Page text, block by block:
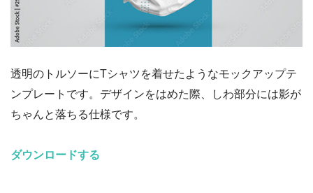
透明のトルソーにTシャツを着せたようなモックアップテ
ンプレートです。デザインをはめた際、しわ部分には影が
ちゃんと落ちる仕様です。
ダウンロードする